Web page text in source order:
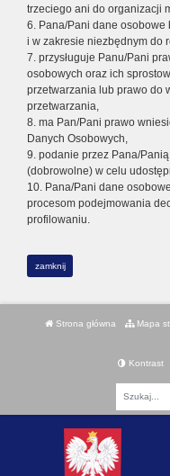
trzeciego ani do organizacji
6. Pana/Pani dane osobowe
i w zakresie niezbędnym do
7. przysługuje Panu/Pani
osobowych oraz ich
przetwarzania lub prawo do
przetwarzania,
8. ma Pan/Pani prawo
Danych Osobowych,
9. podanie przez Pana/
(dobrowolne) w celu
10. Pana/Pani dane
procesom podejmowania
profilowaniu.
zamknij
Strona główna Mapa
Kontrast